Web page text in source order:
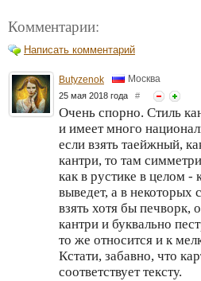
Комментарии:
Написать комментарий
Butyzenok Москва
25 мая 2018 года #
Очень спорно. Стиль
и имеет много
если взять таейжный,
кантри, то там
как в рустике в целом -
выведет, а в некоторых
взять хотя бы печворк,
кантри и буквально
то же относится и к
Кстати, забавно, что
соответствует тексту.